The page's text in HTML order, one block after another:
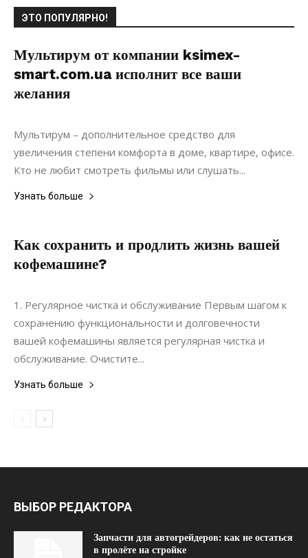
ЭТО ПОПУЛЯРНО!
Мультирум от компании ksimex-
smart.com.ua исполнит все ваши
желания
21.02.2019
Мультирум – дополнительное средство для
увеличения степени комфорта в доме, квартире, офисе.
Кто не любит смотреть фильмы или слушать...
Узнать больше
Как сохранить и продлить жизнь вашей
кофемашине?
04.05.2024
1. Регулярное чистка и обслуживание Первым шагом к
сохранению функциональности и долговечности
вашей кофемашины является регулярная чистка и
обслуживание. Очистите...
Узнать больше
ВЫБОР РЕДАКТОРА
Запчасти для автогрейдеров: как не остаться
в пролёте на стройке